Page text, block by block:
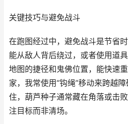
关键技巧与避免战斗
在跑图经过中，避免战斗是节省
能从敌人背后绕过，或者使用道
地图的捷径和鬼佛位置，能快速
家，我常使用“钩绳”移动来跨越
住，葫芦种子通常藏在角落或击
注目标而非清场。